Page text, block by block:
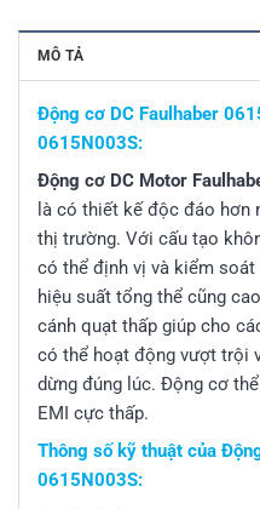
MÔ TẢ
Động cơ DC Faulhaber
0615N003S:
Động cơ DC Motor
là có thiết kế độc đáo hơn
thị trường. Với cấu tạo
có thể định vị và kiểm
hiệu suất tổng thể cũng
cánh quạt thấp giúp cho
có thể hoạt động vượt trội
dừng đúng lúc. Động cơ
EMI cực thấp.
Thông số kỹ thuật của
0615N003S: